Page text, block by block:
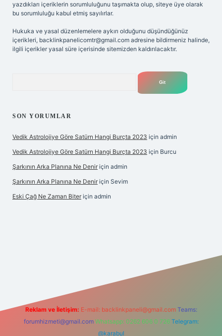
yazdıkları içeriklerin sorumluluğunu taşımakta olup, siteye üye olarak
bu sorumluluğu kabul etmiş sayılırlar.
Hukuka ve yasal düzenlemelere aykırı olduğunu düşündüğünüz
içerikleri, backlinkpanelicomtr@gmail.com adresine bildirmeniz halinde,
ilgili içerikler yasal süre içerisinde sitemizden kaldırılacaktır.
SON YORUMLAR
Vedik Astrolojiye Göre Satürn Hangi Burçta 2023 için admin
Vedik Astrolojiye Göre Satürn Hangi Burçta 2023 için Burcu
Şarkının Arka Planına Ne Denir için admin
Şarkının Arka Planına Ne Denir için Sevim
Eski Çağ Ne Zaman Biter için admin
Reklam ve İletişim: E-mail: backlinkpaneli@gmail.com Teams:
forumhizmeti@gmail.com Whatsapp: 0262 606 0 726 Telegram:
@karabul